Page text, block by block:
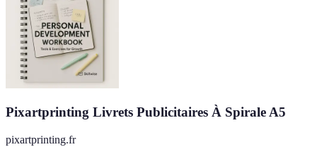
Pixartprinting Livrets Publicitaires À Spirale A5
pixartprinting.fr